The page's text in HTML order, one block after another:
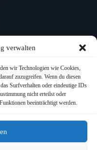
verwalten
wir Technologien wie Cookies,
zuzugreifen. Wenn du diesen
Surfverhalten oder eindeutige IDs
nicht erteilst oder
beeinträchtigt werden.
Fanpage